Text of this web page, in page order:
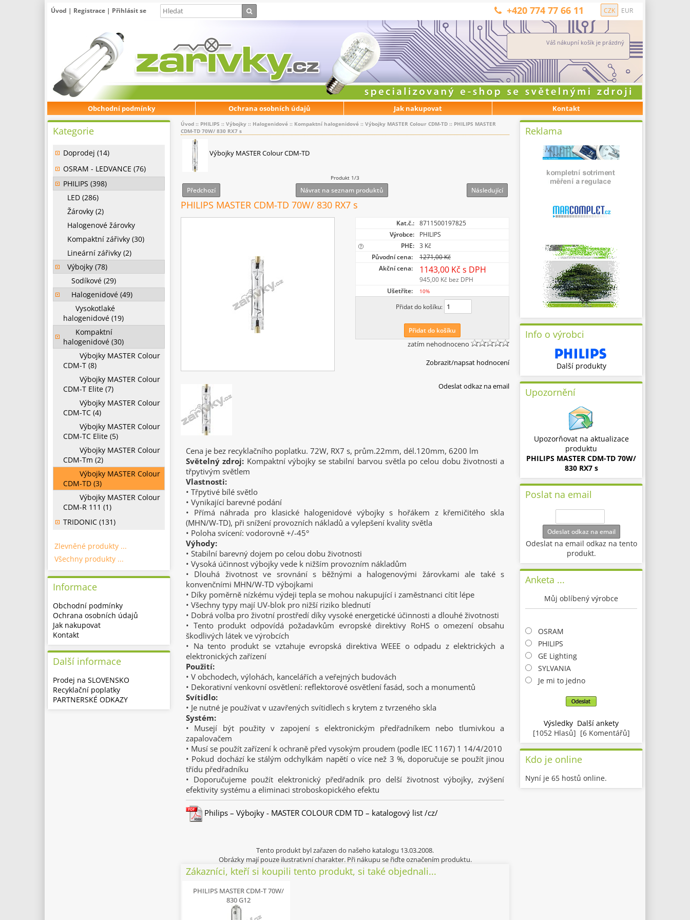
Úvod | Registrace | Přihlásit se CZK EUR
+420 774 77 66 11
Váš nákupní košík je prázdný
Obchodní podmínky Ochrana osobních údajů Jak nakupovat Kontakt
Úvod :: PHILIPS :: Výbojky :: Halogenidové :: Kompaktní halogenidové :: Výbojky MASTER Colour CDM-TD :: PHILIPS MASTER
CDM-TD 70W/ 830 RX7 s
Výbojky MASTER Colour CDM-TD
Produkt 1/3
Předchozí Návrat na seznam produktů Následující
PHILIPS MASTER CDM-TD 70W/ 830 RX7 s
Kat.č.: 8711500197825
Výrobce:
PHILIPS
PHE: 3 Kč
Původní cena:
1271,00 Kč
Akční cena:
1143,00 Kč s DPH
945,00 Kč bez DPH
Ušetříte:
10%
Přidat do košíku:
Přidat do košíku
zatím nehodnoceno
Zobrazit/napsat hodnocení
Odeslat odkaz na email
Cena je bez recyklačního poplatku. 72W, RX7 s, prům.22mm, dél.120mm, 6200 lm
Světelný zdroj: Kompaktní výbojky se stabilní barvou světla po celou dobu životnosti a
třpytivým světlem
Vlastnosti:
• Třpytivé bílé světlo
• Vynikající barevné podání
• Přímá náhrada pro klasické halogenidové výbojky s hořákem z křemičitého skla
(MHN/W-TD), při snížení provozních nákladů a vylepšení kvality světla
• Poloha svícení: vodorovně +/-45°
Výhody:
• Stabilní barevný dojem po celou dobu životnosti
• Vysoká účinnost výbojky vede k nižším provozním nákladům
• Dlouhá životnost ve srovnání s běžnými a halogenovými žárovkami ale také s
konvenčními MHN/W-TD výbojkami
• Díky poměrně nízkému výdeji tepla se mohou nakupující i zaměstnanci cítit lépe
• Všechny typy mají UV-blok pro nižší riziko blednutí
• Dobrá volba pro životní prostředí díky vysoké energetické účinnosti a dlouhé životnosti
• Tento produkt odpovídá požadavkům evropské direktivy RoHS o omezení obsahu
škodlivých látek ve výrobcích
• Na tento produkt se vztahuje evropská direktiva WEEE o odpadu z elektrických a
elektronických zařízení
Použití:
• V obchodech, výlohách, kancelářích a veřejných budovách
• Dekorativní venkovní osvětlení: reflektorové osvětlení fasád, soch a monumentů
Svítidlo:
• Je nutné je používat v uzavřených svítidlech s krytem z tvrzeného skla
Systém:
• Musejí být použity v zapojení s elektronickým předřadníkem nebo tlumivkou a
zapalovačem
• Musí se použít zařízení k ochraně před vysokým proudem (podle IEC 1167) 1 14/4/2010
• Pokud dochází ke stálým odchylkám napětí o více než 3 %, doporučuje se použít jinou
třídu předřadníku
• Doporučujeme použít elektronický předřadník pro delší životnost výbojky, zvýšení
efektivity systému a eliminaci stroboskopického efektu
Philips – Výbojky - MASTER COLOUR CDM TD – katalogový list /cz/
Tento produkt byl zařazen do našeho katalogu 13.03.2008.
Obrázky mají pouze ilustrativní charakter. Při nákupu se řiďte označením produktu.
Zákazníci, kteří si koupili tento produkt, si také objednali...
PHILIPS MASTER CDM-T 70W/
830 G12
Kategorie
Doprodej (14)
OSRAM - LEDVANCE (76)
PHILIPS (398)
LED (286)
Žárovky (2)
Halogenové žárovky
Kompaktní zářivky (30)
Lineární zářivky (2)
Výbojky (78)
Sodíkové (29)
Halogenidové (49)
Vysokotlaké
halogenidové (19)
Kompaktní
halogenidové (30)
Výbojky MASTER Colour
CDM-T (8)
Výbojky MASTER Colour
CDM-T Elite (7)
Výbojky MASTER Colour
CDM-TC (4)
Výbojky MASTER Colour
CDM-TC Elite (5)
Výbojky MASTER Colour
CDM-Tm (2)
Výbojky MASTER Colour
CDM-TD (3)
Výbojky MASTER Colour
CDM-R 111 (1)
TRIDONIC (131)
Zlevněné produkty ...
Všechny produkty ...
Informace
Obchodní podmínky
Ochrana osobních údajů
Jak nakupovat
Kontakt
Další informace
Prodej na SLOVENSKO
Recyklační poplatky
PARTNERSKÉ ODKAZY
Reklama
Info o výrobci
Další produkty
Upozornění
Upozorňovat na aktualizace
produktu
PHILIPS MASTER CDM-TD 70W/
830 RX7 s
Poslat na email
Odeslat odkaz na email
Odeslat na email odkaz na tento
produkt.
Anketa ...
Můj oblíbený výrobce
OSRAM
PHILIPS
GE Lighting
SYLVANIA
Je mi to jedno
Výsledky Další ankety
[1052 Hlasů] [6 Komentářů]
Kdo je online
Nyní je 65 hostů online.